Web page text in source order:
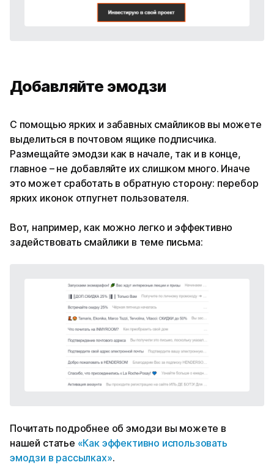
Добавляйте эмодзи
С помощью ярких и забавных смайликов вы можете
выделиться в почтовом ящике подписчика.
Размещайте эмодзи как в начале, так и в конце,
главное – не добавляйте их слишком много. Иначе
это может сработать в обратную сторону: перебор
ярких иконок отпугнет пользователя.
Вот, например, как можно легко и эффективно
задействовать смайлики в теме письма:
Почитать подробнее об эмодзи вы можете в
нашей статье «Как эффективно использовать
эмодзи в рассылках».